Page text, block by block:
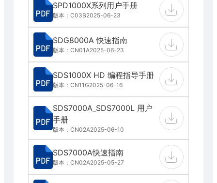
SPD1000X系列用户手册
版本：C03B2025-06-23
SDG8000A 快速指南
版本：CN01A2025-06-23
SDS1000X HD 编程指导手册
版本：CN11G2025-06-16
SDS7000A_SDS7000L 用户
手册
版本：CN02A2025-06-10
SDS7000A快速指南
版本：CN02A2025-05-27